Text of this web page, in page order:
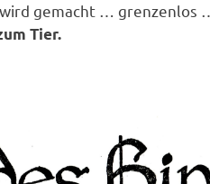
gemacht … grenzenlos
Tier.